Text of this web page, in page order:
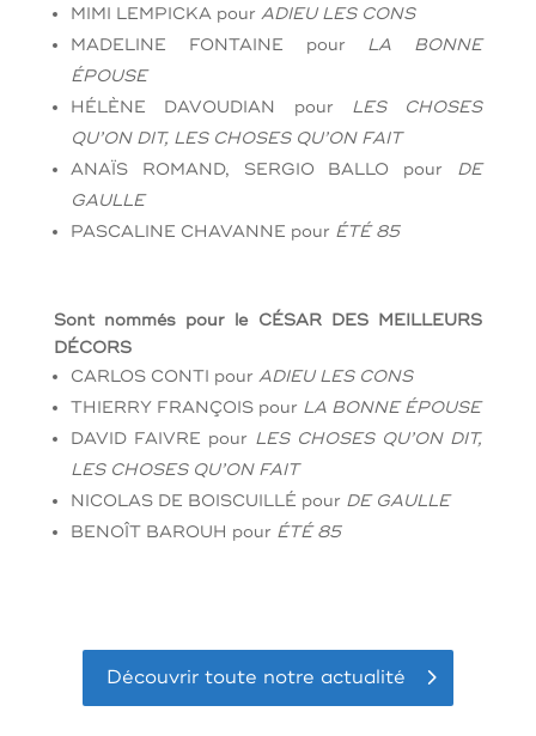
MIMI LEMPICKA pour ADIEU LES CONS
MADELINE FONTAINE pour LA BONNE
ÉPOUSE
HÉLÈNE DAVOUDIAN pour LES CHOSES
QU’ON DIT, LES CHOSES QU’ON FAIT
ANAÏS ROMAND, SERGIO BALLO pour
DE
GAULLE
PASCALINE CHAVANNE pour ÉTÉ 85
Sont nommés pour le CÉSAR DES MEILLEURS
DÉCORS
CARLOS CONTI pour ADIEU LES CONS
THIERRY FRANÇOIS pour LA BONNE ÉPOUSE
DAVID FAIVRE pour LES CHOSES QU’ON DIT,
LES CHOSES QU’ON FAIT
NICOLAS DE BOISCUILLÉ pour DE GAULLE
BENOÎT BAROUH pour ÉTÉ 85
Découvrir toute notre actualité